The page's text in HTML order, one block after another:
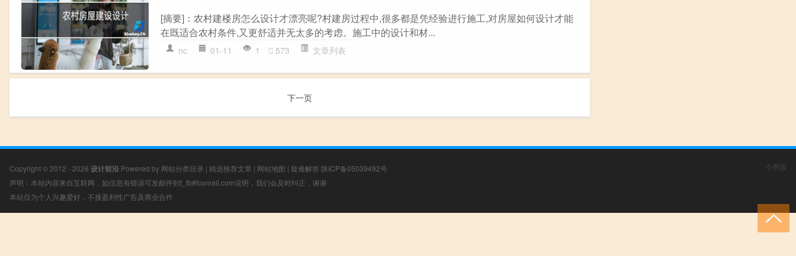
[摘要]：农村建楼房怎么设计才漂亮呢?村建房过程中,很多都是凭经验进行施工,对房屋如何设计才能
在既适合农村条件,又更舒适并无太多的考虑。施工中的设计和材...
nc 01-11 1 573 文章列表
下一页
Copyright © 2012 - 2026 设计前沿 Powered by 网站分类目录 | 精选推荐文章 | 网站地图 | 疑难解答 陕ICP备05039492号
声明：本站内容来自互联网，如信息有错误可发邮件到f_fb#foxmail.com说明，我们会及时纠正，谢谢
本站仅为个人兴趣爱好，不接盈利性广告及商业合作
小男孩